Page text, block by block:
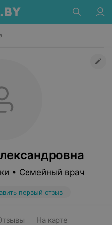
• Семейный врач
первый отзыв
На карте